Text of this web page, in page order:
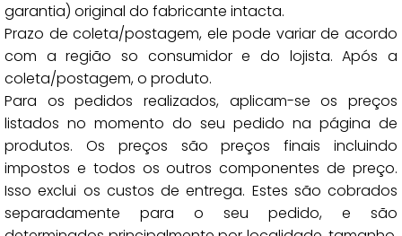
garantia) original do fabricante intacta.
Prazo de coleta/postagem, ele pode variar de acordo
com a região so consumidor e do lojista. Após a
coleta/postagem, o produto.
Para os pedidos realizados, aplicam-se os preços
listados no momento do seu pedido na página de
produtos. Os preços são preços finais incluindo
impostos e todos os outros componentes de preço.
Isso exclui os custos de entrega. Estes são cobrados
separadamente para o seu pedido, e são